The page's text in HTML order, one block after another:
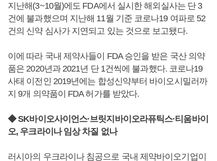
지난해(3~10월)에도 FDA에서 실시한 해외실사는 단 3
건에 불과했으며 지난해 11월 기준 코로나19 여파로 52
건의 신약 심사가 지연되고 있는 것으로 보고됐다.
이에 따라 국내 제약사들이 FDA 승인을 받은 국산 의약
품은 2020년과 2021년 단 1건씩에 불과했다. 코로나19
사태 이전인 2019년에는 합성신약부터 바이오시밀러까
지 9개 의약품이 FDA 허가를 받았다.
◆ SK바이오사이언스·브릿지바이오라퓨틱스·티움바이
오, 우크라이나 임상 차질 없나
러시아의 우크라이나 침공으로 국내 제약바이오기업이